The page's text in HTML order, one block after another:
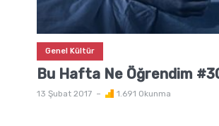
Genel Kültür
Bu Hafta Ne Öğrendim
13 Şubat 2017 1.691 Okunma